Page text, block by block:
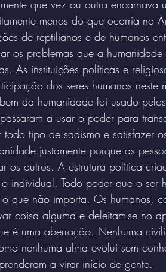
que vez ou outra encarnava
menos do que ocorria no
de reptilianos e de humanos
os problemas que a humanidade
As instituições políticas e
dos seres humanos neste
da humanidade foi usado
a usar o poder para
tipo de sadismo e satisfazer
justamente porque as
os outros. A estrutura política
individual. Todo poder que o ser
que não importa. Os humanos,
coisa alguma e deleitam-se no
é uma aberração. Nenhuma
nenhuma alma evolui sem
a virar início de gente.